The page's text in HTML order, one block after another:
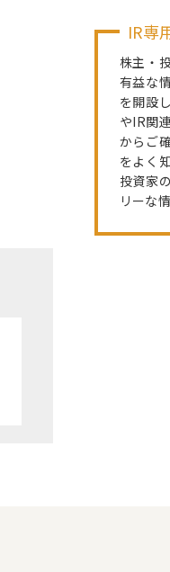
IR専
株主・
有益な
を開設
やIR関
からご
をよく
投資家
リーな